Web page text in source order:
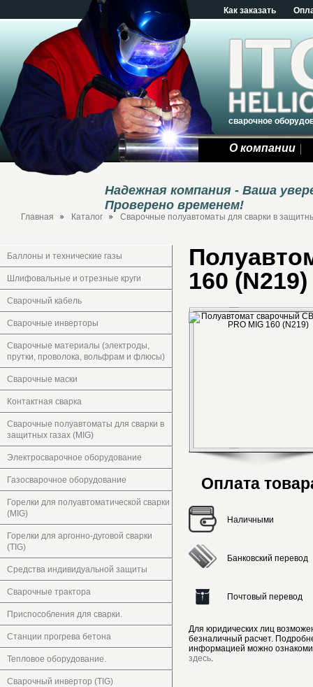
Как заказать
сварочное
О компании
Надежная компания - Ваша
Проверено временем!
Главная Каталог Сварочные полуавтоматы для сварки в
Баллоны и технические газы
Шлифовальные и отрезные круги
Сварочный кабель
Сварочные инверторы
Сварочные материалы (электроды,
прутки, проволока, вольфрам и флюсы)
Сварочные маски
Контактная сварка
Сварочные полуавтоматы для сварки в
защитных газах (MIG)
Электросварочное оборудование
Газосварочное оборудование
Горелки для полуавтоматической сварки
(MIG)
Горелки для аргонно-дуговой сварки
(TIG)
Средства индивидуальной защиты
Сварочные трактора
Приспособления для сварки.
Станции прогрева бетона
Тепловое оборудование.
Сварочный инвертор (TIG)
160 (N219)
Оплата
Наличными
Банковский перевод
Почтовый перевод
Для юридических лиц
безналичный расчет.
информацией можно
здесь.